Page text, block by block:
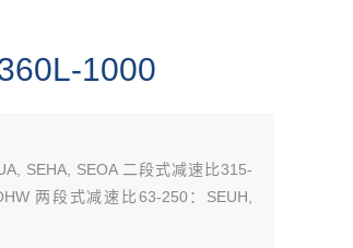
1000
SEHA, SEOA 二段式减速比315-
两段式减速比63-250：SEUH,